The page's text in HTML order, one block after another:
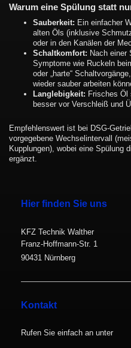
Warum eine Spülung statt
Sauberkeit: Ein einfacher
alten Öls (inklusive
oder in den Kanälen der
Schaltkomfort: Nach einer
Symptome wie Ruckeln
oder „harte“
wieder sauber arbeiten
Langlebigkeit: Frisches Öl
besser vor Verschleiß und
Empfehlenswert ist bei DSG-
vorgegebene Wechselintervall
Kupplungen), wobei eine Spülung
ergänzt.
Hier finden Sie uns
KFZ Technik Walther
Franz-Hoffmann-Str. 1
90431 Nürnberg
Kontakt
Rufen Sie einfach an unter